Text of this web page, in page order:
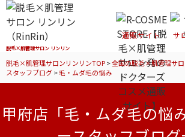
脱毛×肌管理サロン リンリン
通販サイト サ
脱毛×肌管理サロンリンリンTOP>全国の脱毛×肌管理サ
スタッフブログ>毛・ムダ毛の悩み
甲府店「毛・ムダ毛の悩